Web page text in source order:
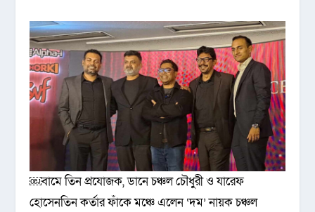
￼বামে তিন প্রযোজক, ডানে চঞ্চল চৌধুরী ও যারেফ
হোসেনতিন কর্তার ফাঁকে মঞ্চে এলেন ‘দম’ নায়ক চঞ্চল